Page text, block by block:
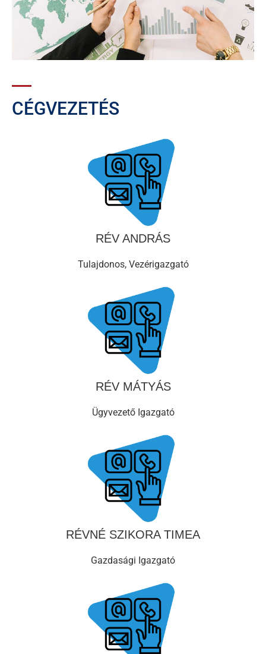
CÉGVEZETÉS
RÉV ANDRÁS
Tulajdonos, Vezérigazgató
RÉV MÁTYÁS
Ügyvezető Igazgató
RÉVNÉ SZIKORA TIMEA
Gazdasági Igazgató